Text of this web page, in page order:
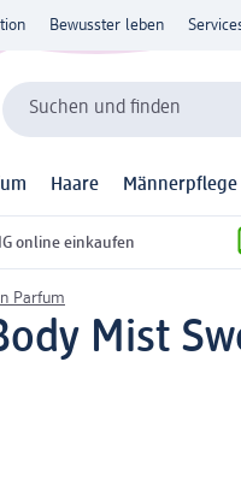
Bewusster leben
Suchen und finden
Haare Männerpflege
online einkaufen
Parfum
Mist